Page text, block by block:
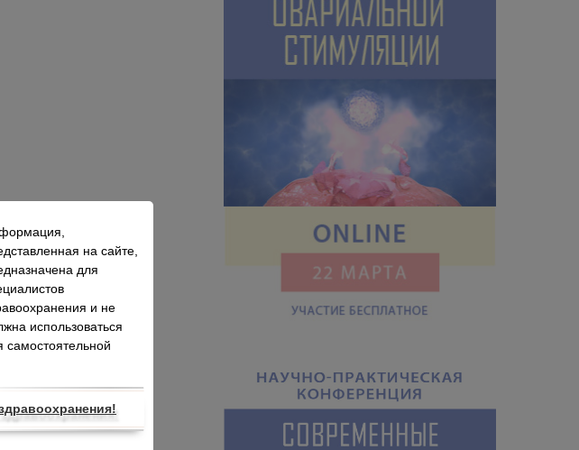
на сайте,
для
и не
использоваться
самостоятельной